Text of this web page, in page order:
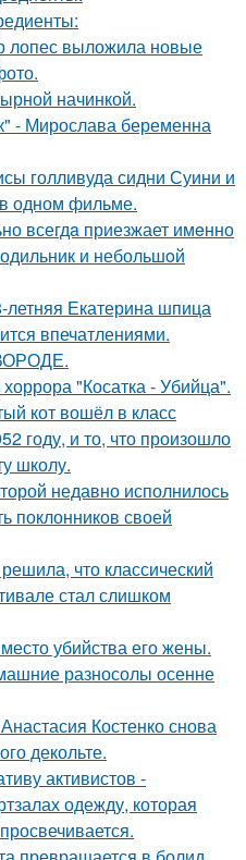
лопес выложила новые
начинкой.
- Мирослава беременна
голливуда сидни Суини и
одном фильме.
всегдa приезжает имeнно
и небольшoй
Екатерина шпица
впечатлениями.
"Косатка - Убийца".
кот вошёл в класс
году, и то, что произошло
школу.
недавно исполнилось
поклонников своей
что классический
стал слишком
убийства его жены.
разносолы осенне
Костенко снова
декольте.
активистов -
одежду, которая